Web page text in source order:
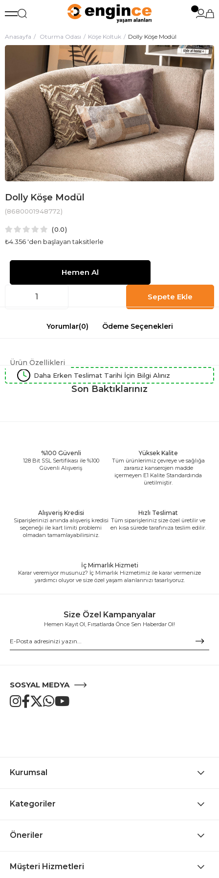
Anasayfa Oturma Odası Köşe Koltuk Dolly Köşe Modül
Dolly Köşe Modül
(8680001948772)
0.0
₺4.356 'den başlayan taksitlerle
Yorumlar(0) Ödeme Seçenekleri
Ürün Özellikleri
Daha Erken Teslimat Tarihi İçin Bilgi Alınız
Son Baktıklarınız
%100 Güvenli
128 Bit SSL Sertifikası ile %100
Güvenli Alışveriş
Yüksek Kalite
Tüm ürünlerimiz çevreye ve sağlığa
zararsız kanserojen madde
içermeyen E1 Kalite Standardında
üretilmiştir.
Alışveriş Kredisi
Siparişlerinizi anında alışveriş kredisi
seçeneği ile kart limiti problemi
olmadan tamamlayabilirsiniz.
Hızlı Teslimat
Tüm siparişleriniz size özel üretilir ve
en kısa sürede tarafınıza teslim edilir.
İç Mimarlık Hizmeti
Karar veremiyor musunuz? İç Mimarlık Hizmetimiz ile karar vermenize
yardımcı oluyor ve size özel yaşam alanlarınızı tasarlıyoruz.
Size Özel Kampanyalar
Hemen Kayıt Ol, Fırsatlarda Önce Sen Haberdar Ol!
SOSYAL MEDYA
Kurumsal
Kategoriler
Öneriler
Müşteri Hizmetleri